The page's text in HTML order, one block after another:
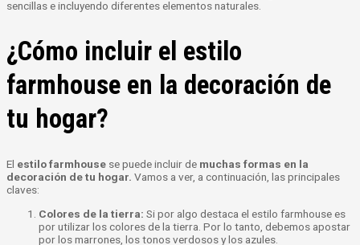
sencillas e incluyendo diferentes elementos naturales.
¿Cómo incluir el estilo
farmhouse en la decoración de
tu hogar?
El estilo farmhouse se puede incluir de muchas formas en la
decoración de tu hogar. Vamos a ver, a continuación, las principales
claves:
Colores de la tierra: Si por algo destaca el estilo farmhouse es
por utilizar los colores de la tierra. Por lo tanto, debemos apostar
por los marrones, los tonos verdosos y los azules.